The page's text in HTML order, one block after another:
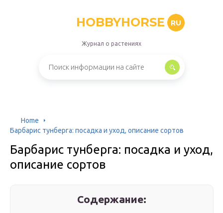
HOBBYHORSE RU
Журнал о растениях
Home
Барбарис тунберга: посадка и уход, описание сортов
Барбарис тунберга: посадка и уход,
описание сортов
Содержание: